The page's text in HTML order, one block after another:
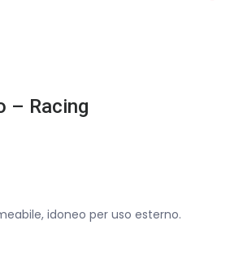
– Racing
idoneo per uso esterno.